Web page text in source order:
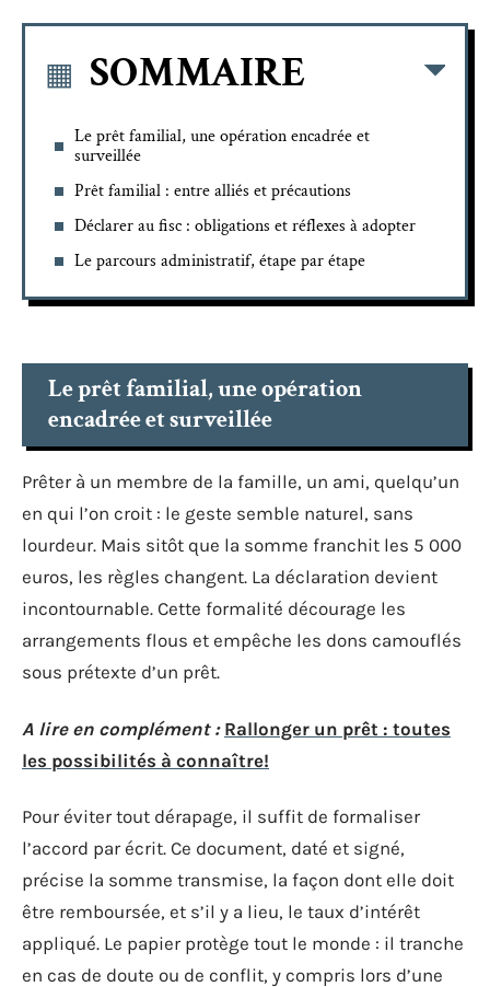
SOMMAIRE
Le prêt familial, une opération encadrée et
surveillée
Prêt familial : entre alliés et précautions
Déclarer au fisc : obligations et réflexes à adopter
Le parcours administratif, étape par étape
Le prêt familial, une opération
encadrée et surveillée
Prêter à un membre de la famille, un ami, quelqu’un
en qui l’on croit : le geste semble naturel, sans
lourdeur. Mais sitôt que la somme franchit les 5 000
euros, les règles changent. La déclaration devient
incontournable. Cette formalité décourage les
arrangements flous et empêche les dons camouflés
sous prétexte d’un prêt.
A lire en complément : Rallonger un prêt : toutes
les possibilités à connaître!
Pour éviter tout dérapage, il suffit de formaliser
l’accord par écrit. Ce document, daté et signé,
précise la somme transmise, la façon dont elle doit
être remboursée, et s’il y a lieu, le taux d’intérêt
appliqué. Le papier protège tout le monde : il tranche
en cas de doute ou de conflit, y compris lors d’une